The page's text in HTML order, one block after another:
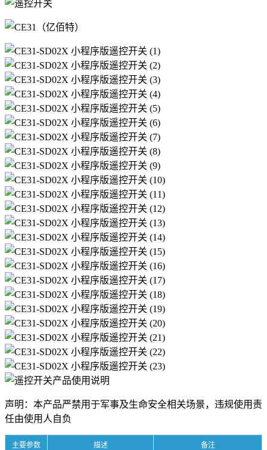
声明：本产品严禁用于军事及生命安全相关场景，违规使用责
任由使用人自负
主要参数 描述 备注